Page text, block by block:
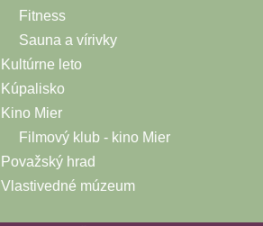
Fitness
Sauna a vírivky
Kultúrne leto
Kúpalisko
Kino Mier
Filmový klub - kino Mier
Považský hrad
Vlastivedné múzeum